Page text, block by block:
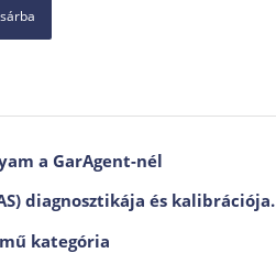
a GarAgent-nél
diagnosztikája és kalibrációja.
kategória